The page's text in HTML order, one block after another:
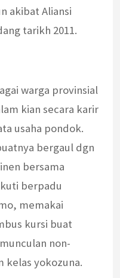
akibat Aliansi
tarikh 2011.
warga provinsial
kian secara karir
usaha pondok.
bergaul dgn
bersama
berpadu
memakai
kursi buat
non-
kelas yokozuna.